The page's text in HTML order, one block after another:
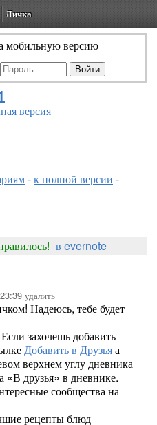
Личка
мобильную версию
версия
-к полной версии -
в evernote
удалить
Надеюсь, тебе будет
захочешь добавить
Добавить в Друзьяа
верхнем углу дневника
«В друзья» в дневнике.
сообщества на
рецепты блюд